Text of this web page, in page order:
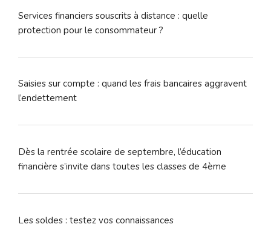
Services financiers souscrits à distance : quelle
protection pour le consommateur ?
Saisies sur compte : quand les frais bancaires aggravent
l’endettement
Dès la rentrée scolaire de septembre, l’éducation
financière s’invite dans toutes les classes de 4ème
Les soldes : testez vos connaissances